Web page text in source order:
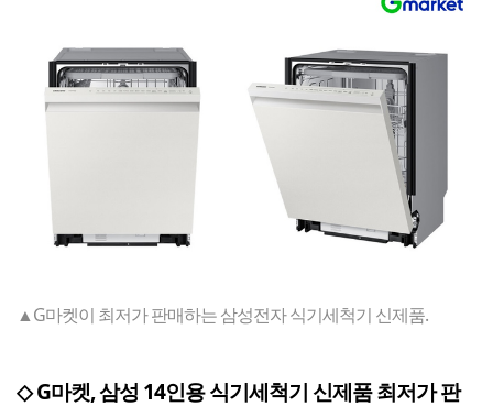
▲G마켓이 최저가 판매하는 삼성전자 식기세척기 신제품.
◇ G마켓, 삼성 14인용 식기세척기 신제품 최저가 판